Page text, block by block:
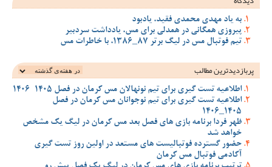
به یاد مهدی محمدی فقید، یادبود
پیروزی همگانی در همدلی برای مس، یادداشت سردبیر
تیم فوتبال مس در لیگ برتر 87_1386، با خاطرات مس
پربازدیدترین‌ مطالب
اطلاعیه تست گیری برای تیم نونهالان مس کرمان در فصل 1405-1406
اطلاعیه تست گیری برای تیم نوجوانان مس کرمان در فصل
1405_1406
ظهر فردا برنامه بازی های فصل بعد مس کرمان در لیگ یک مشخص
خواهد شد
حضور گسترده فوتبالیست های مستعد در اولین روز تست گیری
آکادمی فوتبال مس کرمان